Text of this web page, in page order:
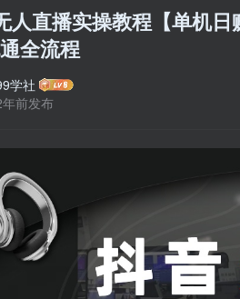
人直播实操教程【单机
全流程
学社
前发布